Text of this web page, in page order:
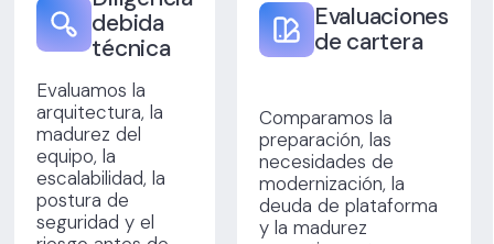
debida
técnica
Evaluamos la
arquitectura, la
madurez del
equipo, la
escalabilidad, la
postura de
seguridad y el
Evaluaciones
de cartera
Comparamos la
preparación, las
necesidades de
modernización, la
deuda de plataforma
y la madurez